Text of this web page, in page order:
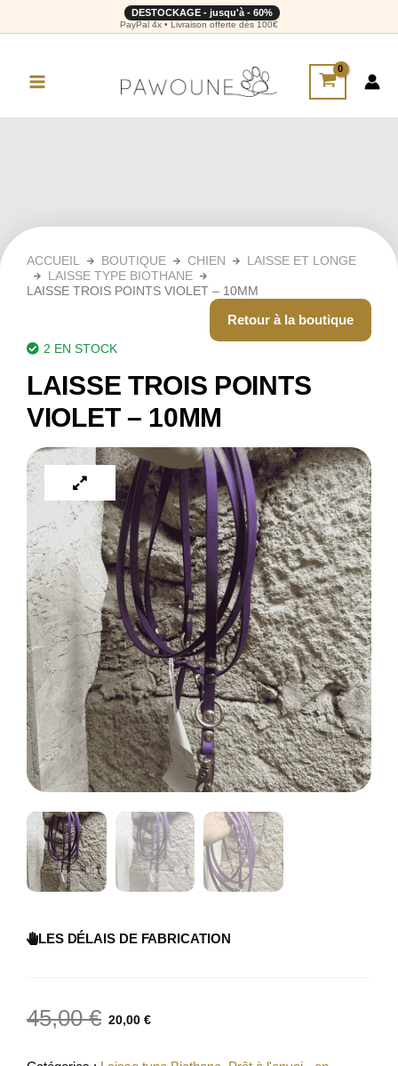
DESTOCKAGE - jusqu'à - 60%
PayPal 4x • Livraison offerte dès 100€
ACCUEIL BOUTIQUE CHIEN
LAISSE ET LONGE
LAISSE TYPE BIOTHANE
LAISSE TROIS POINTS VIOLET – 10MM
Retour à la boutique
2 EN STOCK
LAISSE TROIS POINTS
VIOLET – 10MM
LES DÉLAIS DE FABRICATION
45,00€ 20,00 €